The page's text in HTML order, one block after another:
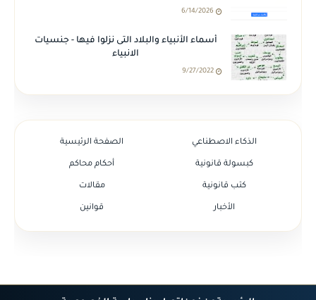
6/14/2026
أسماء الأنبياء والبلاد التى نزلوا فيها - جنسيات
الانبياء
9/27/2022
الصفحة الرئيسية الذكاء الاصطناعي
أحكام محاكم كبسولة قانونية
مقالات كتب قانونية
قوانين الأخبار